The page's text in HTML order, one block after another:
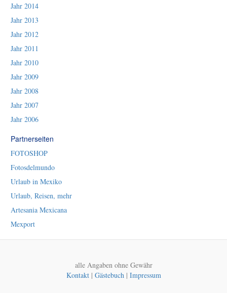
Jahr 2014
Jahr 2013
Jahr 2012
Jahr 2011
Jahr 2010
Jahr 2009
Jahr 2008
Jahr 2007
Jahr 2006
Partnerseiten
FOTOSHOP
Fotosdelmundo
Urlaub in Mexiko
Urlaub, Reisen, mehr
Artesania Mexicana
Mexport
alle Angaben ohne Gewähr
Kontakt| Gästebuch| Impressum